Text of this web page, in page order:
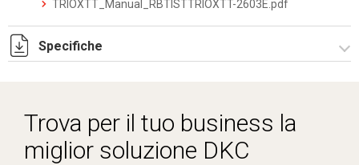
TRIOXTT_Manual_RBTISTTRIOXTT-2603E.pdf
Specifiche
Trova per il tuo business la
miglior soluzione DKC